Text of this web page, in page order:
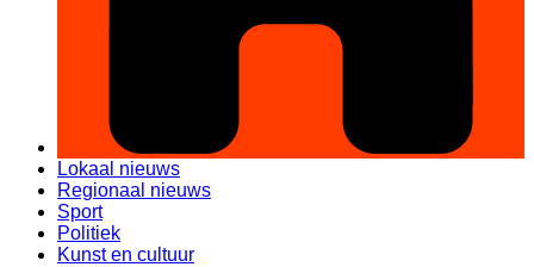
Lokaal nieuws
Regionaal nieuws
Sport
Politiek
Kunst en cultuur